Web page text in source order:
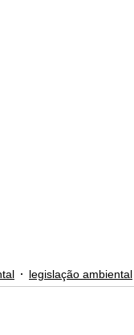
legislação ambiental